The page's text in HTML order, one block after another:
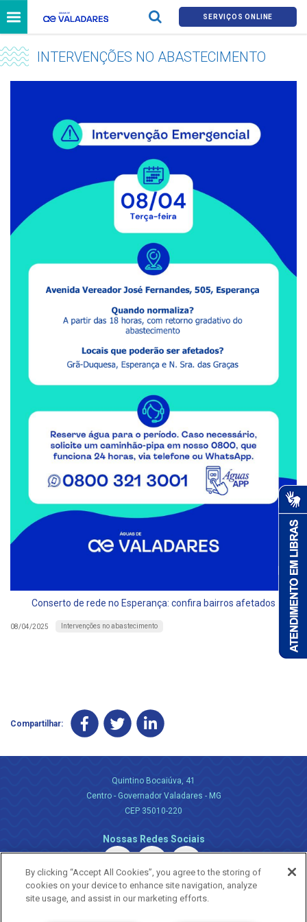
SERVIÇOS ONLINE
INTERVENÇÕES NO ABASTECIMENTO
Conserto de rede no Esperança: confira bairros afetados
08/04/2025 Intervenções no abastecimento
Compartilhar:
Quintino Bocaiúva, 41
Centro - Governador Valadares - MG
CEP 35010-220
Nossas Redes Sociais
By clicking “Accept All Cookies”, you agree to the storing of
cookies on your device to enhance site navigation, analyze
site usage, and assist in our marketing efforts.